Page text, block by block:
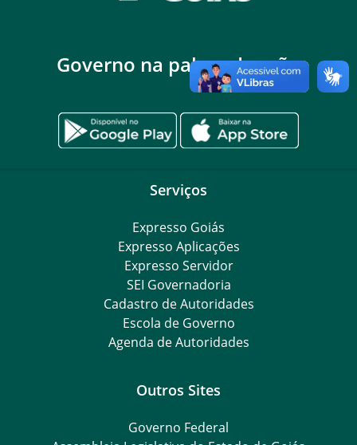
Governo na palma da mão
Serviços
Expresso Goiás
Expresso Aplicações
Expresso Servidor
SEI Governadoria
Cadastro de Autoridades
Escola de Governo
Agenda de Autoridades
Outros Sites
Governo Federal